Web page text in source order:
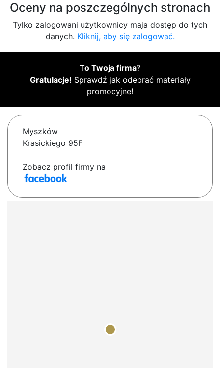
Oceny na poszczególnych stronach
Tylko zalogowani użytkownicy maja dostęp do tych
danych. Kliknij, aby się zalogować.
To Twoja firma?
Gratulacje! Sprawdź jak odebrać materiały
promocyjne!
Myszków
Krasickiego 95F
Zobacz profil firmy na